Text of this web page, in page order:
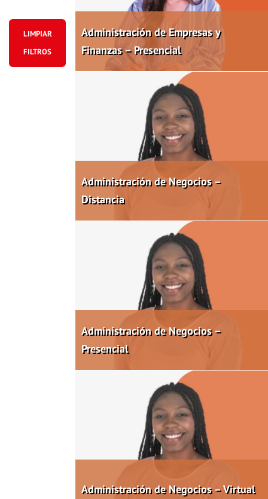
LIMPIAR
FILTROS
Administración de Empresas y
Finanzas – Presencial
Administración de Negocios –
Distancia
Administración de Negocios –
Presencial
Administración de Negocios – Virtual